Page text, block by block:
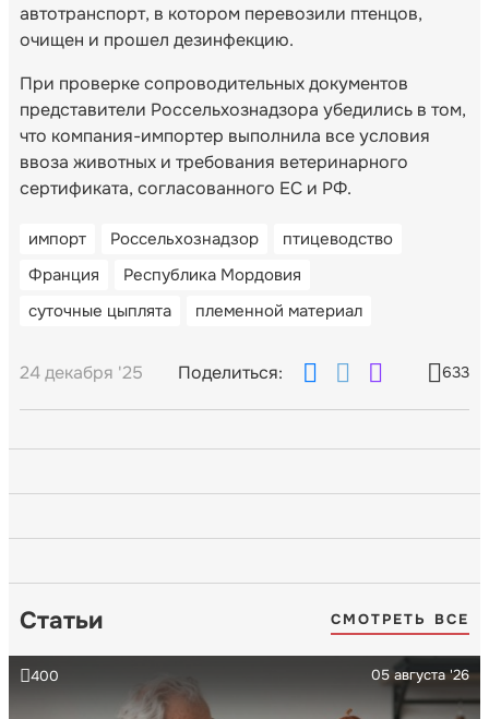
автотранспорт, в котором перевозили птенцов,
очищен и прошел дезинфекцию.
При проверке сопроводительных документов
представители Россельхознадзора убедились в том,
что компания-импортер выполнила все условия
ввоза животных и требования ветеринарного
сертификата, согласованного ЕС и РФ.
импорт Россельхознадзор
птицеводство
Франция
Республика Мордовия
суточные цыплята
племенной материал
24 декабря '25 Поделиться: 633
Статьи СМОТРЕТЬ ВСЕ
05 августа '26
400